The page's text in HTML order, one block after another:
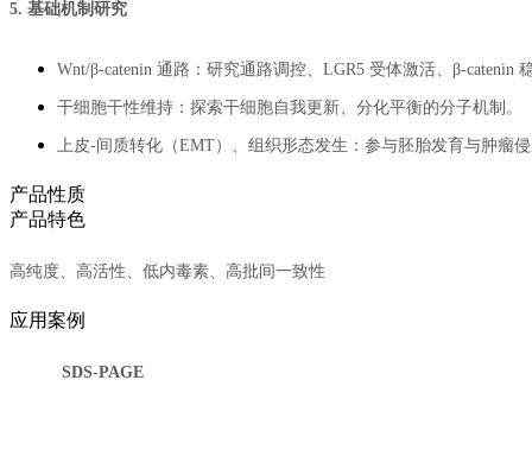
5. 基础机制研究
Wnt/β‑catenin 通路：研究通路调控、LGR5 受体激活、β‑catenin
干细胞干性维持：探索干细胞自我更新、分化平衡的分子机制。
上皮‑间质转化（EMT）、组织形态发生：参与胚胎发育与肿瘤侵
产品性质
产品特色
高纯度、高活性、低内毒素、高批间一致性
应用案例
SDS-PAGE